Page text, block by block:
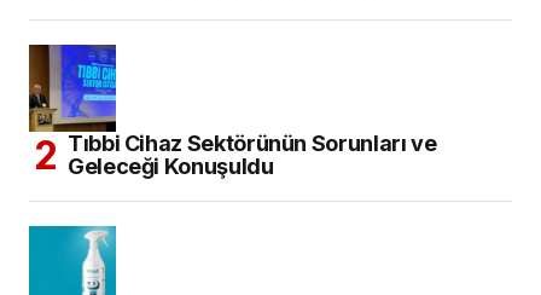
Tıbbi Cihaz Sektörünün Sorunları ve
Geleceği Konuşuldu